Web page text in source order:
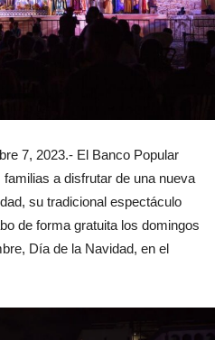
7, 2023.- El Banco Popular
a disfrutar de una nueva
su tradicional espectáculo
de forma gratuita los domingos
Día de la Navidad, en el